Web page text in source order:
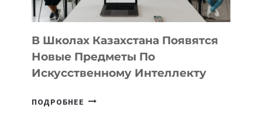
ПРОГРАММУ
ДЛЯ
ТЕХНОЛОГИЧЕСКИХ
В Школах Казахстана Появятся
Новые Предметы По
Искусственному Интеллекту
ПОДРОБНЕЕ В